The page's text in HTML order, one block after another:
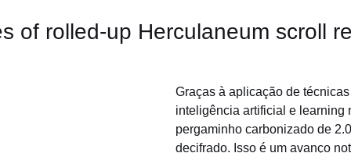
of rolled-up Herculaneum scroll
Graças à aplicação de
inteligência artificial e learning
pergaminho carbonizado de
decifrado. Isso é um avanço